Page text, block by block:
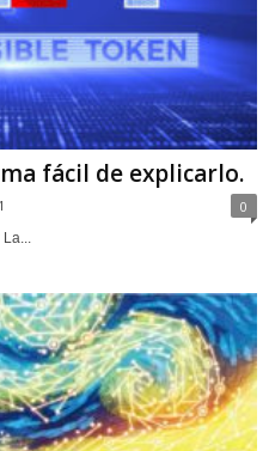
fácil de explicarlo.
0